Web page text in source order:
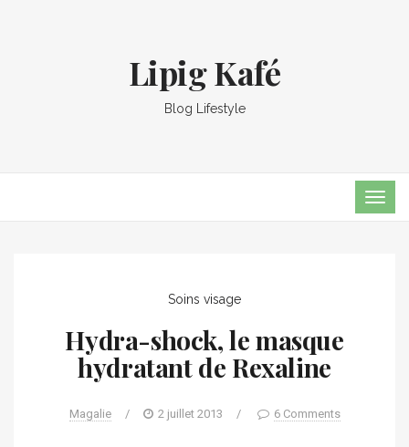
Lipig Kafé
Blog Lifestyle
Soins visage
Hydra-shock, le masque
hydratant de Rexaline
Magalie / 2 juillet 2013 / 6 Comments